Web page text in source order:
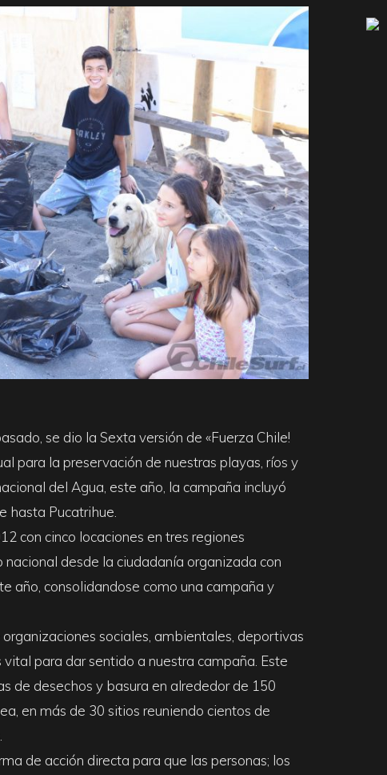
se dio la Sexta versión de «Fuerza Chile!
para la preservación de nuestras playas, ríos y
del Agua, este año, la campaña incluyó
hasta Pucatrihue.
con cinco locaciones en tres regiones
desde la ciudadanía organizada con
año, consolidandose como una campaña y
sociales, ambientales, deportivas
para dar sentido a nuestra campaña. Este
de desechos y basura en alrededor de 150
en más de 30 sitios reuniendo cientos de
de acción directa para que las personas; los